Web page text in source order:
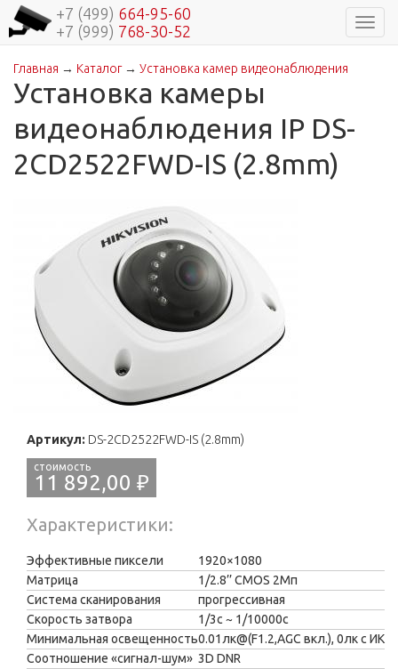
+7 (499) 664-95-60
+7 (999) 768-30-52
Вы здесь
Главная → Каталог→ Установка камер видеонаблюдения
Установка камеры
видеонаблюдения IP DS-
2CD2522FWD-IS (2.8mm)
Артикул: DS-2CD2522FWD-IS (2.8mm)
11 892,00 ₽
Характеристики
Эффективные пиксели
1920×1080
Матрица
1/2.8’’ CMOS 2Мп
Система сканирования
прогрессивная
Скорость затвора
1/3с ~ 1/10000с
Минимальная освещенность0.01лк@(F1.2,AGC вкл.), 0лк с ИК
Соотношение «сигнал-шум» 3D DNR